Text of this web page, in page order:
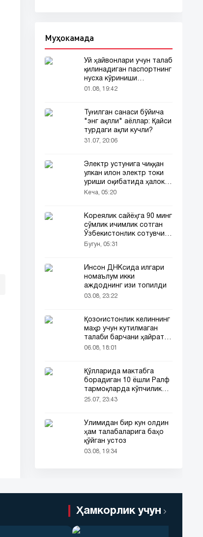
Муҳокамада
Уй ҳайвонлари учун талаб
қилинадиган паспортнинг
нусха кўриниши
тармоқларда тарқалди
01.08, 19:42
Туғилган санаси бўйича
"энг ақлли" аёллар: Қайси
турдаги ақли кучли?
31.07, 20:06
Электр устунига чиққан
улкан илон электр токи
уриши оқибатида ҳалок
бўлди
Кеча, 05:20
Кореялик сайёҳга 90 минг
сўмлик ичимлик сотган
Ўзбекистонлик сотувчи
Корея телевидениясида
Бугун, 05:31
Инсон ДНКсида илгари
номаълум икки
аждоднинг изи топилди
03.08, 23:22
Қозоғистонлик келиннинг
маҳр учун кутилмаган
талаби барчани ҳайратга
солди
06.08, 18:01
Қўлларида мактабга
борадиган 10 ёшли Ралф
тармоқларда кўпчиликни
таъсирлантирди
25.07, 23:43
Ўлимидан бир кун олдин
ҳам талабаларига баҳо
қўйган устоз
03.08, 19:34
Ҳамкорлик учун